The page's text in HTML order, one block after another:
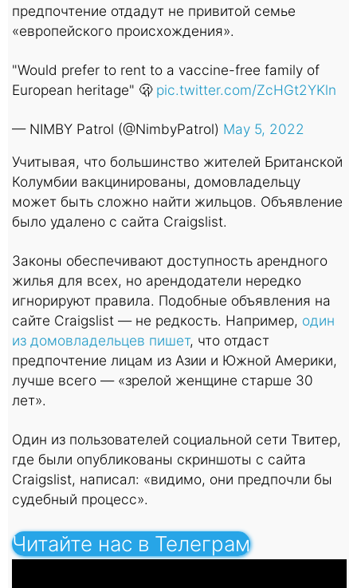
предпочтение отдадут не привитой семье
«европейского происхождения».
"Would prefer to rent to a vaccine-free family of
European heritage" 🫢 pic.twitter.com/ZcHGt2YKln
— NIMBY Patrol (@NimbyPatrol) May 5, 2022
Учитывая, что большинство жителей Британской
Колумбии вакцинированы, домовладельцу
может быть сложно найти жильцов. Объявление
было удалено с сайта Craigslist.
Законы обеспечивают доступность арендного
жилья для всех, но арендодатели нередко
игнорируют правила. Подобные объявления на
сайте Craigslist — не редкость. Например, один
из домовладельцев пишет, что отдаст
предпочтение лицам из Азии и Южной Америки,
лучше всего — «зрелой женщине старше 30
лет».
Один из пользователей социальной сети Твитер,
где были опубликованы скриншоты с сайта
Craigslist, написал: «видимо, они предпочли бы
судебный процесс».
Читайте нас в Телеграм